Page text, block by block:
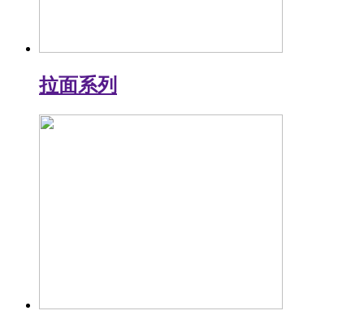
拉面系列